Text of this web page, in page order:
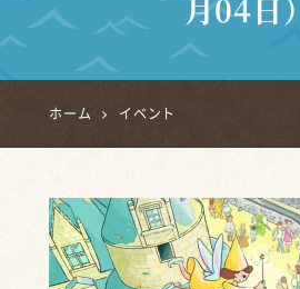
月04日）
ホーム イベント